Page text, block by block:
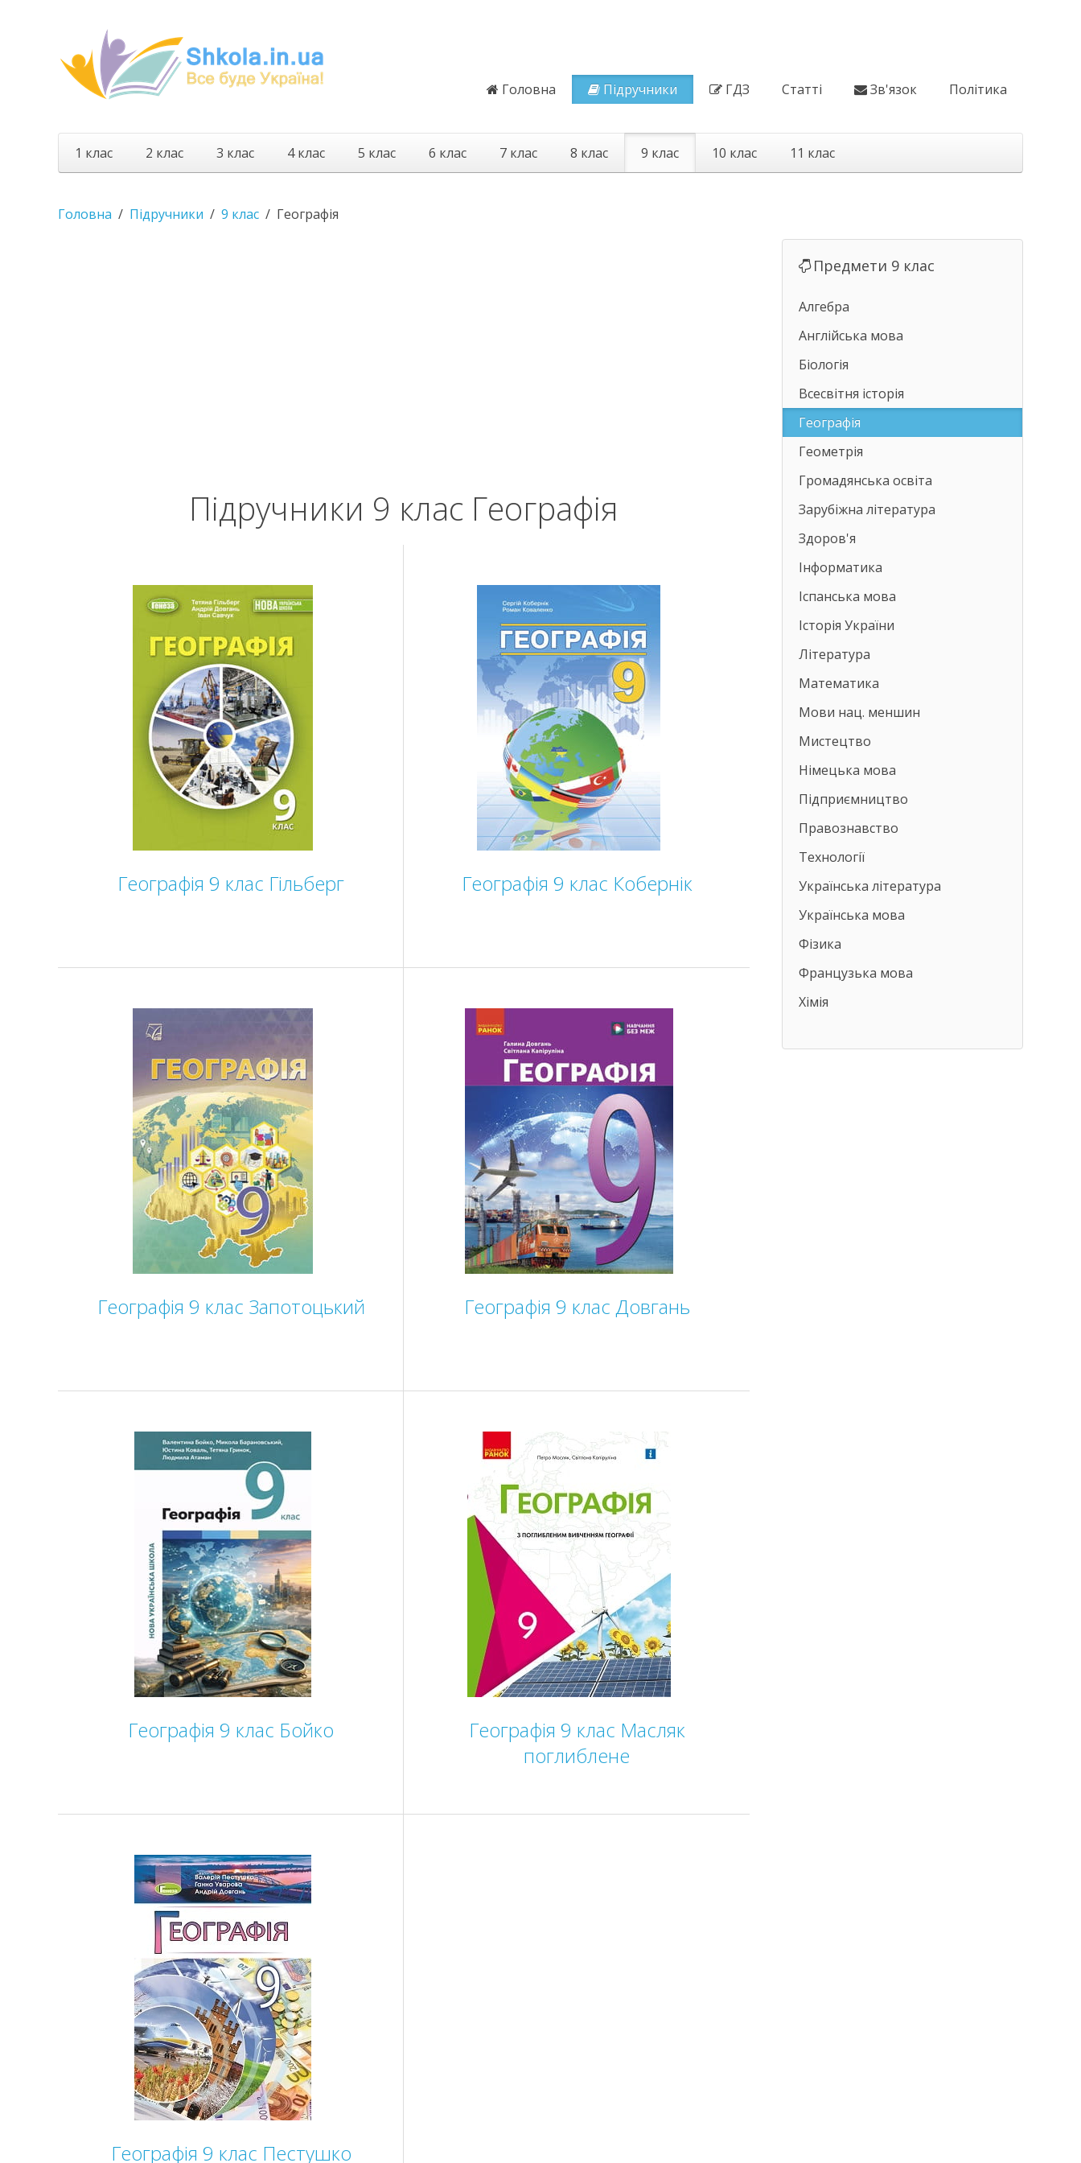
Головна Підручники ГДЗ Статті Зв'язок Політика
1 клас 2 клас 3 клас 4 клас 5 клас 6 клас 7 клас 8 клас 9 клас 10 клас 11 клас
Головна Підручники 9 клас Географія
Підручники 9 клас Географія
Географія 9 клас Гільберг Географія 9 клас Кобернік
Географія 9 клас Запотоцький Географія 9 клас Довгань
Географія 9 клас Бойко
Географія 9 клас Масляк
поглиблене
Географія 9 клас Пестушко
Предмети 9 клас
Алгебра
Англійська мова
Біологія
Всесвітня історія
Географія
Геометрія
Громадянська освіта
Зарубіжна література
Здоров'я
Інформатика
Іспанська мова
Історія України
Література
Математика
Мови нац. меншин
Мистецтво
Німецька мова
Підприємництво
Правознавство
Технології
Українська література
Українська мова
Фізика
Французька мова
Хімія